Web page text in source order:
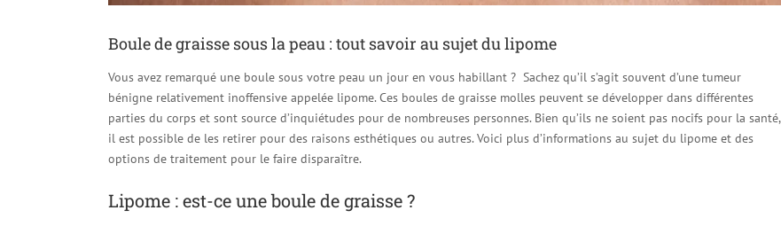
Boule de graisse sous la peau : tout savoir au sujet du lipome
Vous avez remarqué une boule sous votre peau un jour en vous habillant ? Sachez qu’il s’agit souvent d’une tumeur
bénigne relativement inoffensive appelée lipome. Ces boules de graisse molles peuvent se développer dans différentes
parties du corps et sont source d’inquiétudes pour de nombreuses personnes. Bien qu’ils ne soient pas nocifs pour la santé,
il est possible de les retirer pour des raisons esthétiques ou autres. Voici plus d’informations au sujet du lipome et des
options de traitement pour le faire disparaître.
Lipome : est-ce une boule de graisse ?